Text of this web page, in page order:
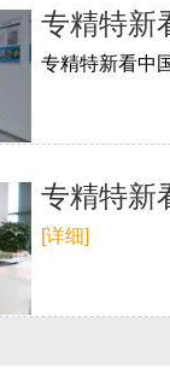
专精特新
专精特新看中
专精特新
[详细]